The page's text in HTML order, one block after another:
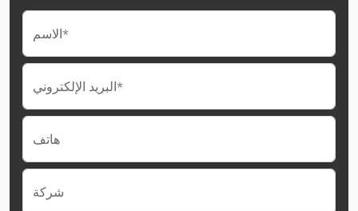
الاسم*
البريد الإلكتروني*
هاتف
شركة